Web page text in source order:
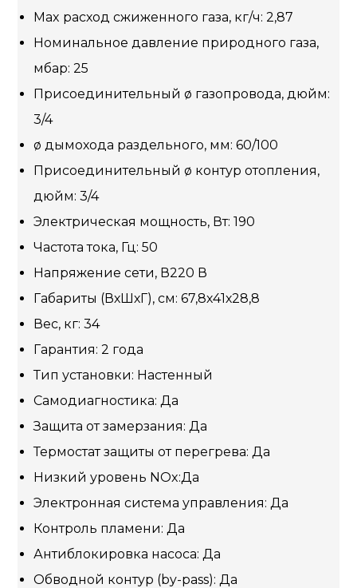
Max расход сжиженного газа, кг/ч: 2,87
Номинальное давление природного газа,
мбар: 25
Присоединительный ø газопровода, дюйм:
3/4
ø дымохода раздельного, мм: 60/100
Присоединительный ø контур отопления,
дюйм: 3/4
Электрическая мощность, Вт: 190
Частота тока, Гц: 50
Напряжение сети, В220 В
Габариты (ВхШхГ), см: 67,8х41х28,8
Вес, кг: 34
Гарантия: 2 года
Тип установки: Настенный
Самодиагностика: Да
Защита от замерзания: Да
Термостат защиты от перегрева: Да
Низкий уровень NOx:Да
Электронная система управления: Да
Контроль пламени: Да
Антиблокировка насоса: Да
Обводной контур (by-pass): Да